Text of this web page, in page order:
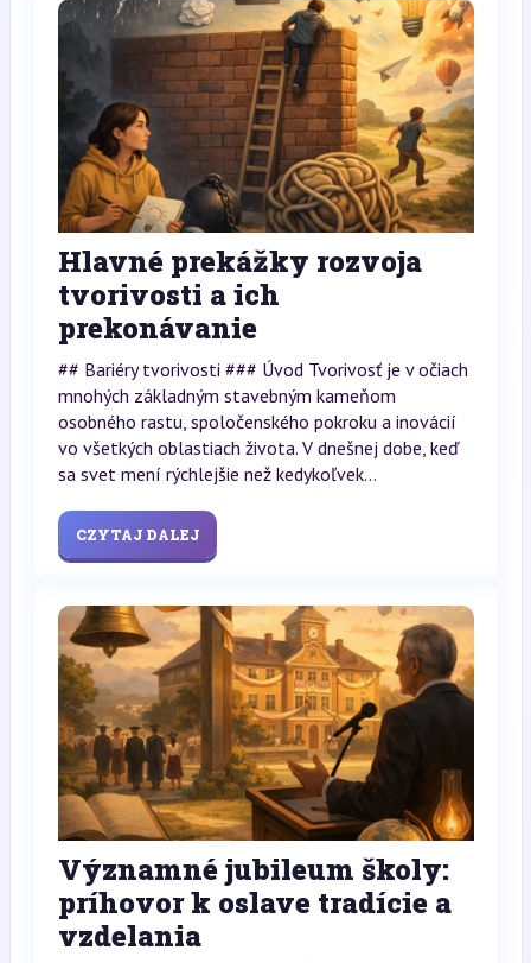
Hlavné prekážky rozvoja
tvorivosti a ich
prekonávanie
## Bariéry tvorivosti ### Úvod Tvorivosť je v očiach
mnohých základným stavebným kameňom
osobného rastu, spoločenského pokroku a inovácií
vo všetkých oblastiach života. V dnešnej dobe, keď
sa svet mení rýchlejšie než kedykoľvek...
CZYTAJ DALEJ
Významné jubileum školy:
príhovor k oslave tradície a
vzdelania